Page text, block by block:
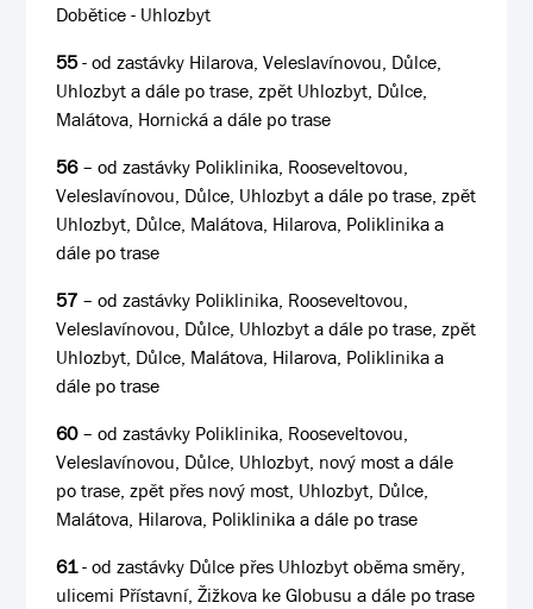
Dobětice - Uhlozbyt
55- od zastávky Hilarova, Veleslavínovou, Důlce,
Uhlozbyt a dále po trase, zpět Uhlozbyt, Důlce,
Malátova, Hornická a dále po trase
56– od zastávky Poliklinika, Rooseveltovou,
Veleslavínovou, Důlce, Uhlozbyt a dále po trase, zpět
Uhlozbyt, Důlce, Malátova, Hilarova, Poliklinika a
dále po trase
57 – od zastávky Poliklinika, Rooseveltovou,
Veleslavínovou, Důlce, Uhlozbyt a dále po trase, zpět
Uhlozbyt, Důlce, Malátova, Hilarova, Poliklinika a
dále po trase
60– od zastávky Poliklinika, Rooseveltovou,
Veleslavínovou, Důlce, Uhlozbyt, nový most a dále
po trase, zpět přes nový most, Uhlozbyt, Důlce,
Malátova, Hilarova, Poliklinika a dále po trase
61- od zastávky Důlce přes Uhlozbyt oběma směry,
ulicemi Přístavní, Žižkova ke Globusu a dále po trase